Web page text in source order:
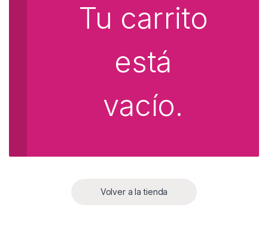
Tu carrito
está
vacío.
Volver a la tienda